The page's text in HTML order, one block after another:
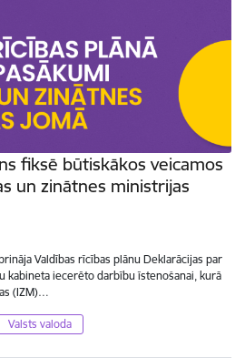
fiksē būtiskākos veicamos
un zinātnes ministrijas
Valdības rīcības plānu Deklarācijas par
kabineta iecerēto darbību īstenošanai, kurā
(IZM)…
Valsts valoda